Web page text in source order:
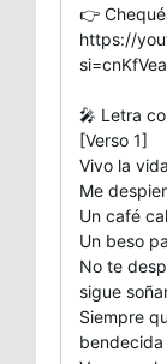
👉
https://
🎤 Letra
[Verso 1]
Vivo la
Me
Un café
Un beso
No te
sigue
Siempre
bendecida